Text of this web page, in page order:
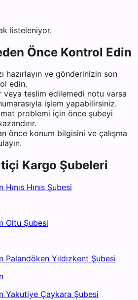
listeleniyor.
Önce Kontrol Edin
hazırlayın ve gönderinizin son
edin.
veya teslim edilemedi notu varsa
işlem yapabilirsiniz.
problemi için önce şubeyi
önce konum bilgisini ve çalışma
Kargo Şubeleri
Hınıs Şubesi
Oltu Şubesi
Yıldızkent Şubesi
Yakutiye Çaykara Şubesi